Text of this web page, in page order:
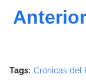
Anterior
Tags: Crónicas del